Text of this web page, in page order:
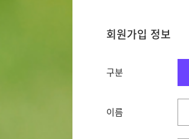
회원가입 정보
구분
이름